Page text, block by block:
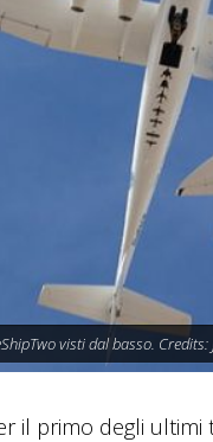
visti dal basso. Credits:
il primo degli ultimi